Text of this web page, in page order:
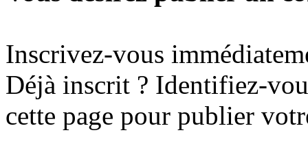
Inscrivez-vous
Déjà inscrit ? Identifiez-
cette page pour publier